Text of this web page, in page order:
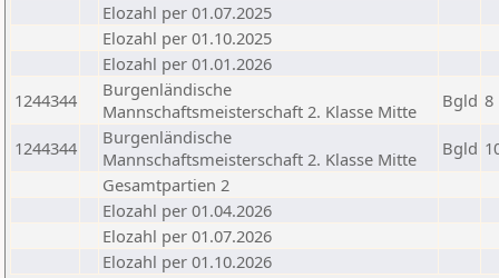
Elozahl per 01.07.2025
Elozahl per 01.10.2025
Elozahl per 01.01.2026
1244344
Burgenländische
Mannschaftsmeisterschaft 2. Klasse Mitte
Bgld 8
1244344
Burgenländische
Mannschaftsmeisterschaft 2. Klasse Mitte
Bgld
Gesamtpartien 2
Elozahl per 01.04.2026
Elozahl per 01.07.2026
Elozahl per 01.10.2026